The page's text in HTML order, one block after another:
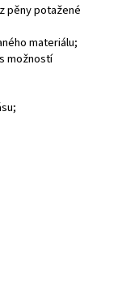
z pěny potažené
materiálu;
možností